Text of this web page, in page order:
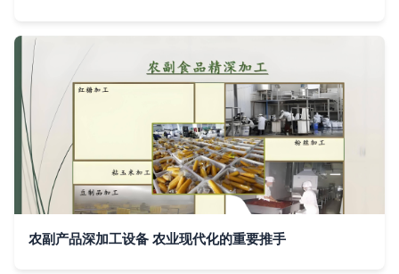
农副产品深加工设备 农业现代化的重要推手